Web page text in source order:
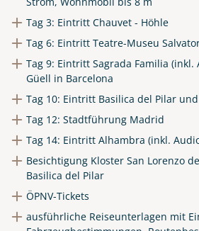
Tag 3: Eintritt Chauvet - Höhle
Tag 6: Eintritt Teatre-Museu
Tag 9: Eintritt Sagrada Familia
Güell in Barcelona
Tag 10: Eintritt Basilica del Pilar
Tag 12: Stadtführung Madrid
Tag 14: Eintritt Alhambra (inkl.
Besichtigung Kloster San Lorenzo
Basilica del Pilar
ÖPNV-Tickets
ausführliche Reiseunterlagen mit